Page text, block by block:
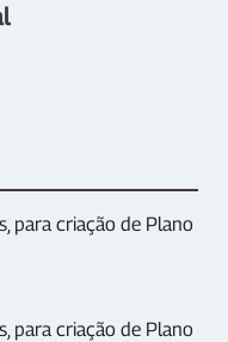
para criação de Plano
para criação de Plano